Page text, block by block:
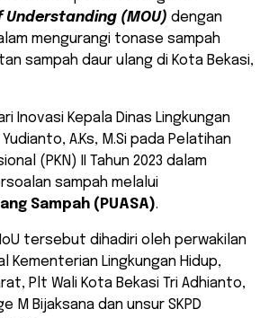
Understanding (MOU) dengan
mengurangi tonase sampah
sampah daur ulang di Kota Bekasi,
Inovasi Kepala Dinas Lingkungan
A.Ks, M.Si pada Pelatihan
(PKN) II Tahun 2023 dalam
sampah melalui
Sampah (PUASA).
tersebut dihadiri oleh perwakilan
Kementerian Lingkungan Hidup,
Plt Wali Kota Bekasi Tri Adhianto,
M Bijaksana dan unsur SKPD